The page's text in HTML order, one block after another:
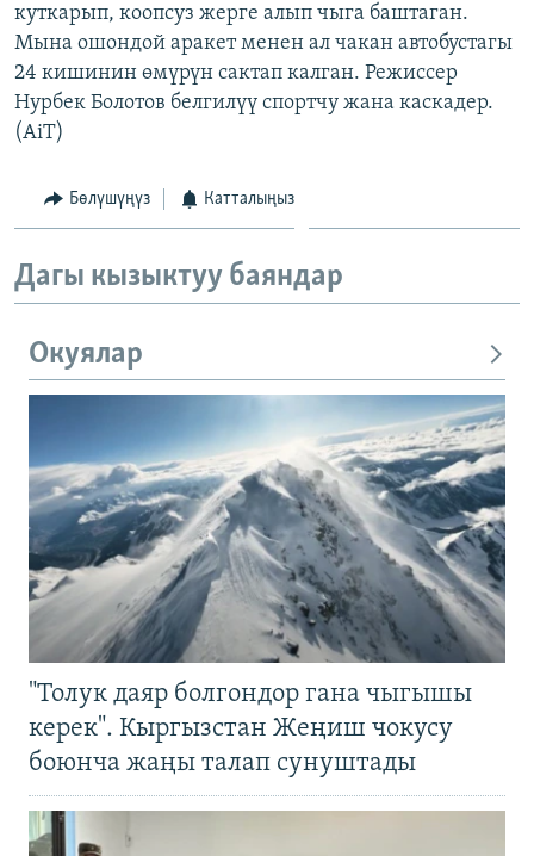
куткарып, коопсуз жерге алып чыга баштаган.
Мына ошондой аракет менен ал чакан автобустагы
24 кишинин өмүрүн сактап калган. Режиссер
Нурбек Болотов белгилүү спортчу жана каскадер.
(AiT)
Бөлүшүңүз Катталыңыз
Дагы кызыктуу баяндар
Окуялар
"Толук даяр болгондор гана чыгышы
керек". Кыргызстан Жеңиш чокусу
боюнча жаңы талап сунуштады